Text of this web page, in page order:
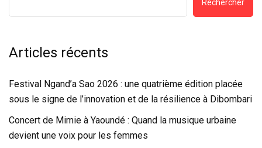
Rechercher
Articles récents
Festival Ngand’a Sao 2026 : une quatrième édition placée
sous le signe de l’innovation et de la résilience à Dibombari
Concert de Mimie à Yaoundé : Quand la musique urbaine
devient une voix pour les femmes